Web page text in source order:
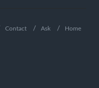
Home
Ask
Contact